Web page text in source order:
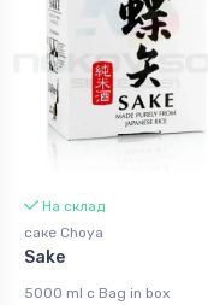
На склад
саке Choya
Sake
5000 ml с Bag in box